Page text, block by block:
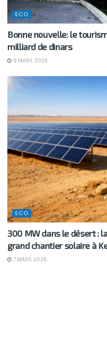
ECO
Bonne nouvelle: le
milliard de dinars
9 MARS 2026
ECO
300 MW dans le désert :
grand chantier solaire à
7 MARS 2026